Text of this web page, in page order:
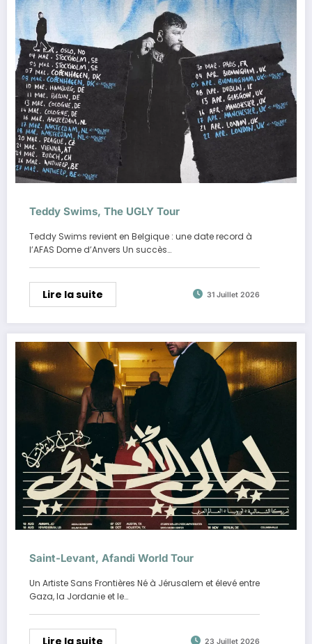
Teddy Swims, The UGLY Tour
Teddy Swims revient en Belgique : une date record à
l’AFAS Dome d’Anvers Un succès…
Lire la suite 31 Juillet 2026
Saint-Levant, Afandi World Tour
Un Artiste Sans Frontières Né à Jérusalem et élevé entre
Gaza, la Jordanie et le…
Lire la suite 23 Juillet 2026